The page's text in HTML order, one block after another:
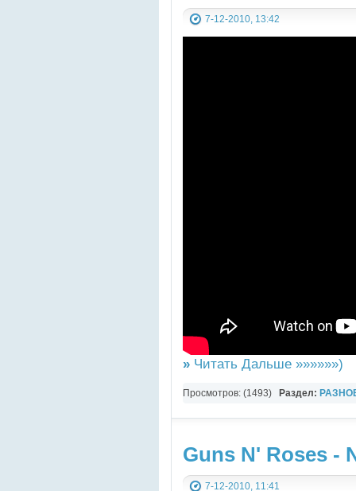
7-12-2010, 13:42
» Читать Дальше »»»»»»)
Просмотров: (1493) Раздел:
Guns N' Roses -
7-12-2010, 11:41